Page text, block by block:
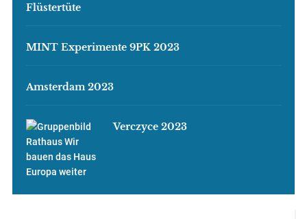
Flüstertüte
MINT Experimente 9PK 2023
Amsterdam 2023
Verczyce 2023